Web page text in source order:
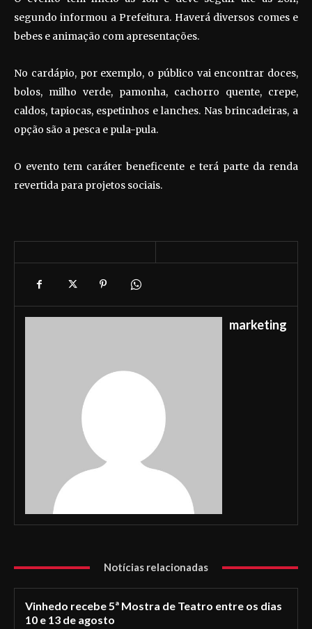
segundo informou a Prefeitura. Haverá diversos comes e
bebes e animação com apresentações.
No cardápio, por exemplo, o público vai encontrar doces,
bolos, milho verde, pamonha, cachorro quente, crepe,
caldos, tapiocas, espetinhos e lanches. Nas brincadeiras, a
opção são a pesca e pula-pula.
O evento tem caráter beneficente e terá parte da renda
revertida para projetos sociais.
marketing
Notícias relacionadas
Vinhedo recebe 5ª Mostra de Teatro entre os dias
10 e 13 de agosto